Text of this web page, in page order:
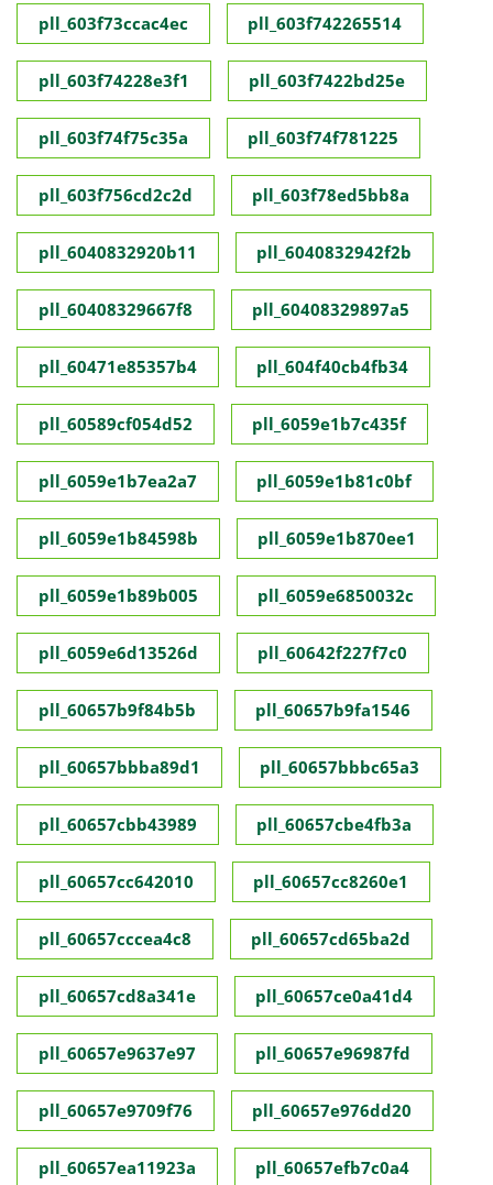
pll_603f73ccac4ec pll_603f742265514
pll_603f74228e3f1 pll_603f7422bd25e
pll_603f74f75c35a pll_603f74f781225
pll_603f756cd2c2d pll_603f78ed5bb8a
pll_6040832920b11 pll_6040832942f2b
pll_60408329667f8 pll_60408329897a5
pll_60471e85357b4 pll_604f40cb4fb34
pll_60589cf054d52 pll_6059e1b7c435f
pll_6059e1b7ea2a7 pll_6059e1b81c0bf
pll_6059e1b84598b pll_6059e1b870ee1
pll_6059e1b89b005 pll_6059e6850032c
pll_6059e6d13526d pll_60642f227f7c0
pll_60657b9f84b5b pll_60657b9fa1546
pll_60657bbba89d1 pll_60657bbbc65a3
pll_60657cbb43989 pll_60657cbe4fb3a
pll_60657cc642010 pll_60657cc8260e1
pll_60657cccea4c8 pll_60657cd65ba2d
pll_60657cd8a341e pll_60657ce0a41d4
pll_60657e9637e97 pll_60657e96987fd
pll_60657e9709f76 pll_60657e976dd20
pll_60657ea11923a pll_60657efb7c0a4